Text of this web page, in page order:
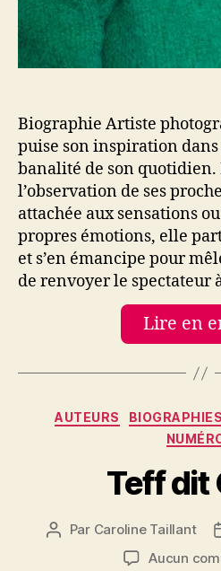
Biographie Artiste
puise son inspiration
banalité de son quotidien.
l’observation de ses
attachée aux sensations
propres émotions, elle
et s’en émancipe pour
de renvoyer le spectateur
Lire en
AUTEURS BIOGRAPHIES
Teff dit
Auteur
Par Caroline Taillant
Aucun